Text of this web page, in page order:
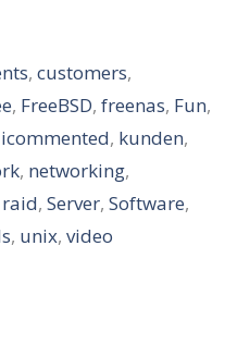
,customers,
, FreeBSD, freenas, Fun,
icommented, kunden,
, networking,
raid, Server, Software,
, unix, video